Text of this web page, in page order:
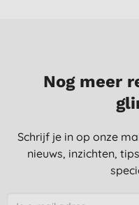
Nog meer
Schrijf je in op onze
nieuws, inzichten,